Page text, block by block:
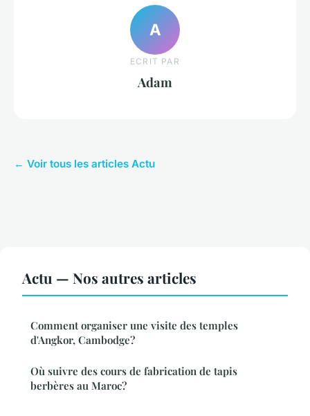
A
ECRIT PAR
Adam
← Voir tous les articles Actu
Actu — Nos autres articles
Comment organiser une visite des temples
d'Angkor, Cambodge?
Où suivre des cours de fabrication de tapis
berbères au Maroc?